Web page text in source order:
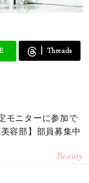
Threads
モニターに参加で
容部】部員募集中
Beauty